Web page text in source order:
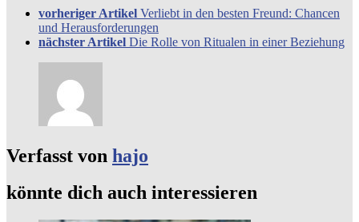
vorheriger Artikel Verliebt in den besten Freund: Chancen
und Herausforderungen
nächster Artikel Die Rolle von Ritualen in einer Beziehung
Verfasst von hajo
könnte dich auch interessieren